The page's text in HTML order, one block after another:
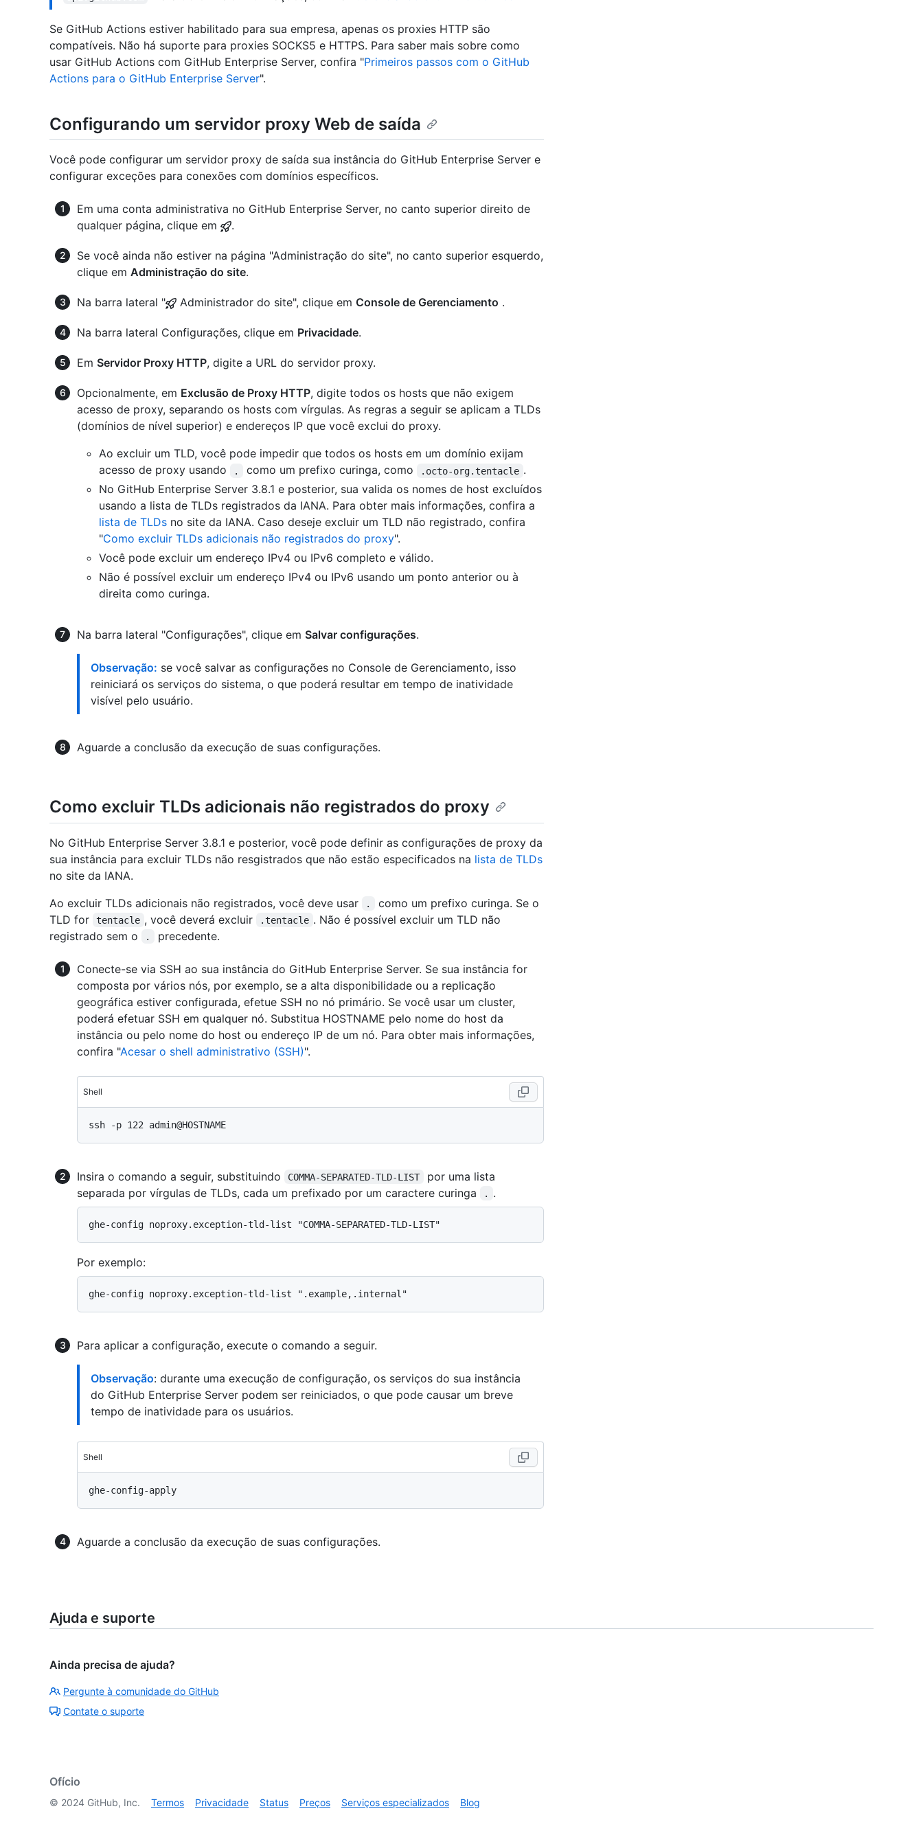
Se GitHub Actions estiver habilitado para sua empresa, apenas os proxies HTTP são
compatíveis. Não há suporte para proxies SOCKS5 e HTTPS. Para saber mais sobre como
usar GitHub Actions com GitHub Enterprise Server, confira "Primeiros passos com o GitHub
Actions para o GitHub Enterprise Server".
Configurando um servidor proxy Web de saída
Você pode configurar um servidor proxy de saída sua instância do GitHub Enterprise Server e
configurar exceções para conexões com domínios específicos.
Em uma conta administrativa no GitHub Enterprise Server, no canto superior direito de
qualquer página, clique em
.
Se você ainda não estiver na página "Administração do site", no canto superior esquerdo,
clique em Administração do site.
Na barra lateral " Administrador do site", clique em Console de Gerenciamento .
Na barra lateral Configurações, clique em Privacidade.
Em Servidor Proxy HTTP, digite a URL do servidor proxy.
Opcionalmente, em Exclusão de Proxy HTTP, digite todos os hosts que não exigem
acesso de proxy, separando os hosts com vírgulas. As regras a seguir se aplicam a TLDs
(domínios de nível superior) e endereços IP que você exclui do proxy.
Ao excluir um TLD, você pode impedir que todos os hosts em um domínio exijam
acesso de proxy usando
. como um prefixo curinga, como .octo-org.tentacle .
No GitHub Enterprise Server 3.8.1 e posterior, sua valida os nomes de host excluídos
usando a lista de TLDs registrados da IANA. Para obter mais informações, confira a
lista de TLDs no site da IANA. Caso deseje excluir um TLD não registrado, confira
"Como excluir TLDs adicionais não registrados do proxy".
Você pode excluir um endereço IPv4 ou IPv6 completo e válido.
Não é possível excluir um endereço IPv4 ou IPv6 usando um ponto anterior ou à
direita como curinga.
Na barra lateral "Configurações", clique em Salvar configurações.
Observação: se você salvar as configurações no Console de Gerenciamento, isso
reiniciará os serviços do sistema, o que poderá resultar em tempo de inatividade
visível pelo usuário.
Aguarde a conclusão da execução de suas configurações.
Como excluir TLDs adicionais não registrados do proxy
No GitHub Enterprise Server 3.8.1 e posterior, você pode definir as configurações de proxy da
sua instância para excluir TLDs não resgistrados que não estão especificados na lista de TLDs
no site da IANA.
Ao excluir TLDs adicionais não registrados, você deve usar
.
como um prefixo curinga. Se o
TLD for
tentacle , você deverá excluir .tentacle . Não é possível excluir um TLD não
registrado sem o
. precedente.
Conecte-se via SSH ao sua instância do GitHub Enterprise Server. Se sua instância for
composta por vários nós, por exemplo, se a alta disponibilidade ou a replicação
geográfica estiver configurada, efetue SSH no nó primário. Se você usar um cluster,
poderá efetuar SSH em qualquer nó. Substitua HOSTNAME pelo nome do host da
instância ou pelo nome do host ou endereço IP de um nó. Para obter mais informações,
confira "Acesar o shell administrativo (SSH)".
Shell
Insira o comando a seguir, substituindo COMMA-SEPARATED-TLD-LIST
por uma lista
separada por vírgulas de TLDs, cada um prefixado por um caractere curinga
. .
Por exemplo:
Para aplicar a configuração, execute o comando a seguir.
Observação: durante uma execução de configuração, os serviços do sua instância
do GitHub Enterprise Server podem ser reiniciados, o que pode causar um breve
tempo de inatividade para os usuários.
Shell
Aguarde a conclusão da execução de suas configurações.
Ajuda e suporte
Ainda precisa de ajuda?
Pergunte à comunidade do GitHub
Contate o suporte
Ofício
© 2024 GitHub, Inc. Termos Privacidade Status Preços Serviços especializados Blog